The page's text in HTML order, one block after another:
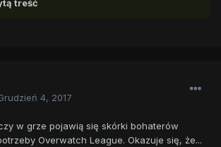
treść
4, 2017
w grze pojawią się skórki bohaterów
Overwatch League. Okazuje się, że...